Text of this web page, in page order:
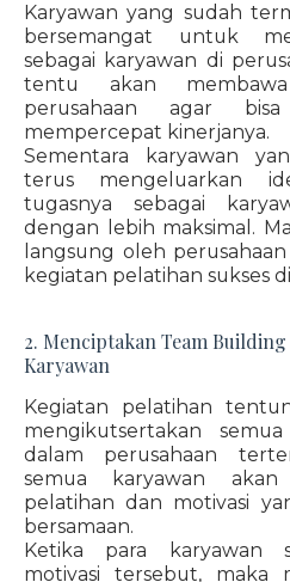
Karyawan yang sudah
bersemangat untuk
sebagai karyawan di
tentu akan
perusahaan agar
mempercepat kinerjanya.
Sementara karyawan
terus mengeluarkan
tugasnya sebagai
dengan lebih maksimal.
langsung oleh
kegiatan pelatihan sukses
2. Menciptakan Team
Karyawan
Kegiatan pelatihan
mengikutsertakan
dalam perusahaan
semua karyawan
pelatihan dan motivasi
bersamaan.
Ketika para karyawan
motivasi tersebut, maka